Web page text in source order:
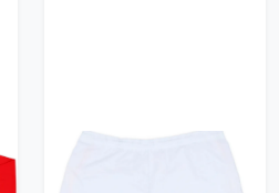
2006-08 Iran Home